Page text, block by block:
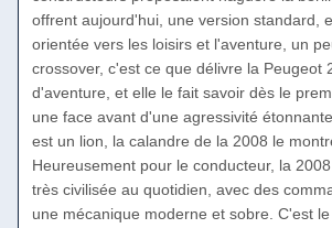
offrent aujourd'hui, une version standard,
orientée vers les loisirs et l'aventure, un
crossover, c'est ce que délivre la Peugeot
d'aventure, et elle le fait savoir dès le
une face avant d'une agressivité
est un lion, la calandre de la 2008 le
Heureusement pour le conducteur, la
très civilisée au quotidien, avec des
une mécanique moderne et sobre. C'est